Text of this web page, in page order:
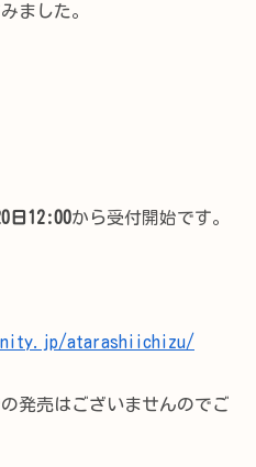
ました。
日12:00から受付開始です。
atarashiichizu/
発売はございませんのでご